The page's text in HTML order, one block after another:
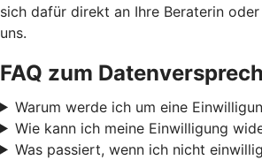
sich dafür direkt an Ihre Beraterin
uns.
FAQ zum
Warum werde ich um eine
Wie kann ich meine Einwilligung
Was passiert, wenn ich nicht